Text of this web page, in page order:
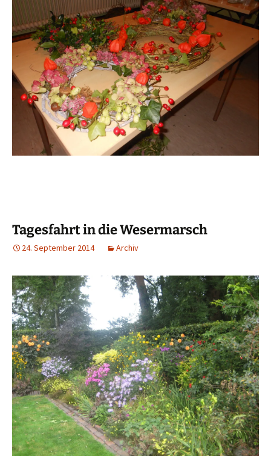
Tagesfahrt in die Wesermarsch
24. September 2014 Archiv